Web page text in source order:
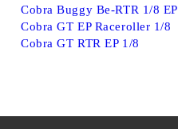
Cobra Buggy Be-RTR 1/8 EP
Cobra GT EP Raceroller 1/8
Cobra GT RTR EP 1/8